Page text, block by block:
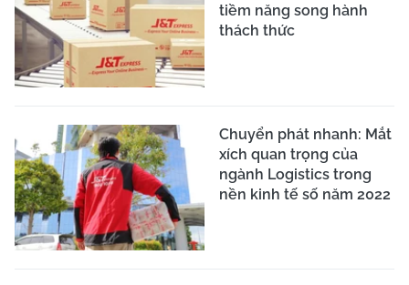
tiềm năng song hành
thách thức
Chuyển phát nhanh: Mắt
xích quan trọng của
ngành Logistics trong
nền kinh tế số năm 2022